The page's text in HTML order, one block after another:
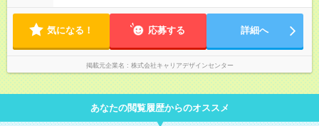
気になる！ 応募する 詳細へ
掲載元企業名 株式会社キャリアデザインセンター
あなたの閲覧履歴からのオススメ